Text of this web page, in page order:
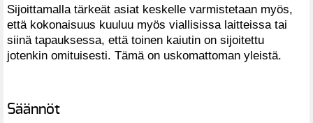
Sijoittamalla tärkeät asiat keskelle varmistetaan myös,
että kokonaisuus kuuluu myös viallisissa laitteissa tai
siinä tapauksessa, että toinen kaiutin on sijoitettu
jotenkin omituisesti. Tämä on uskomattoman yleistä.
Säännöt